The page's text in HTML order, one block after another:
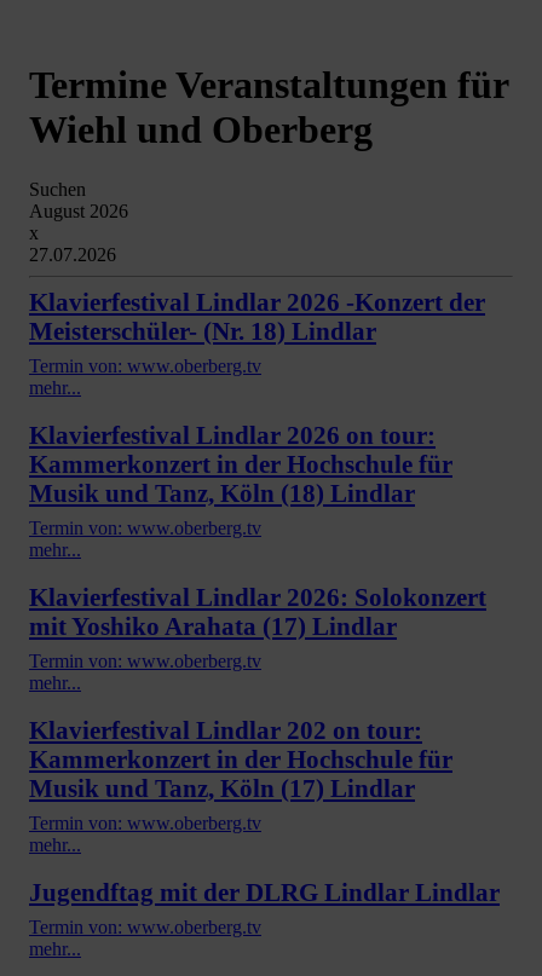
Termine Veranstaltungen für
Wiehl und Oberberg
Suchen
August 2026
x
27.07.2026
Klavierfestival Lindlar 2026 -Konzert der
Meisterschüler- (Nr. 18) Lindlar
Termin von: www.oberberg.tv
mehr...
Klavierfestival Lindlar 2026 on tour:
Kammerkonzert in der Hochschule für
Musik und Tanz, Köln (18) Lindlar
Termin von: www.oberberg.tv
mehr...
Klavierfestival Lindlar 2026: Solokonzert
mit Yoshiko Arahata (17) Lindlar
Termin von: www.oberberg.tv
mehr...
Klavierfestival Lindlar 202 on tour:
Kammerkonzert in der Hochschule für
Musik und Tanz, Köln (17) Lindlar
Termin von: www.oberberg.tv
mehr...
Jugendftag mit der DLRG Lindlar Lindlar
Termin von: www.oberberg.tv
mehr...